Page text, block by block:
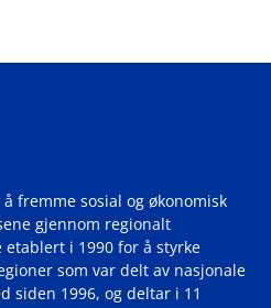
fremme sosial og økonomisk
gjennom regionalt
i 1990 for å styrke
som var delt av nasjonale
siden 1996, og deltar i 11